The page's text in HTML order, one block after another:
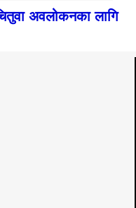
अवलोकनका लागि